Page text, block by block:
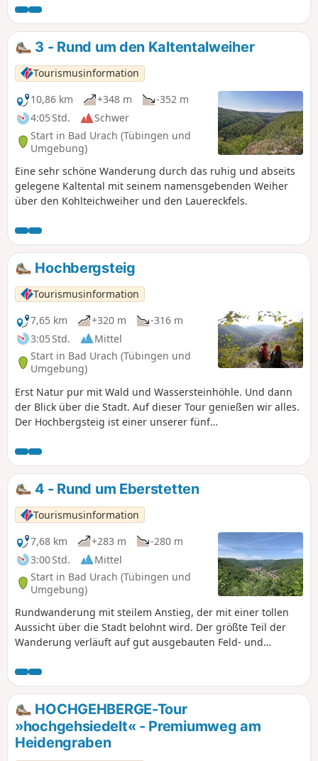
3 - Rund um den Kaltentalweiher
Tourismusinformation
10,86 km
+348 m
-352 m
4:05 Std.
Schwer
Start in Bad Urach (Tübingen und
Umgebung)
Eine sehr schöne Wanderung durch das ruhig und abseits
gelegene Kaltental mit seinem namensgebenden Weiher
über den Kohlteichweiher und den Lauereckfels.
Hochbergsteig
Tourismusinformation
7,65 km
+320 m
-316 m
3:05 Std.
Mittel
Start in Bad Urach (Tübingen und
Umgebung)
Erst Natur pur mit Wald und Wassersteinhöhle. Und dann
der Blick über die Stadt. Auf dieser Tour genießen wir alles.
Der Hochbergsteig ist einer unserer fünf
Wandergäste zu den Naturschönheiten innerhalb des
Biosphärengebiets Schwäbische Alb führen. Nicht nur der
Aussichtspunkt Michelskäppele, sondern auch die
verschiedenen Felsvorsprünge der Kunstmühlefelsen
überzeugen mit fantastischen Ausblicken über die Stadt
und das Seeburger Tal. Zwischen den einzelnen
Aussichtspunkten verläuft ein schmaler Waldpfad entlang
der Albkante. Gemütliche Waldliegen laden zum
Entspannen auf der Albhochfläche ein.
4 - Rund um Eberstetten
Tourismusinformation
7,68 km
+283 m
-280 m
3:00 Std.
Mittel
Start in Bad Urach (Tübingen und
Umgebung)
Rundwanderung mit steilem Anstieg, der mit einer tollen
Aussicht über die Stadt belohnt wird. Der größte Teil der
Wanderung verläuft auf gut ausgebauten Feld- und
HOCHGEHBERGE-Tour
»hochgehsiedelt« - Premiumweg am
Heidengraben